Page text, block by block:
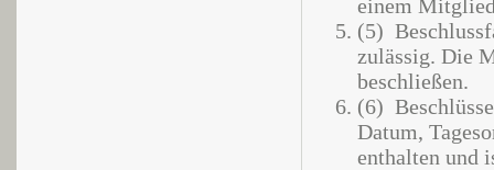
einem
(5)
zulässig. Die
beschließen.
(6)
Datum,
enthalten und